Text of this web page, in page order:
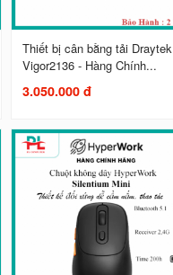
Thiết bị cân bằng tải Draytek
Vigor2136 - Hàng Chính...
3.050.000 đ